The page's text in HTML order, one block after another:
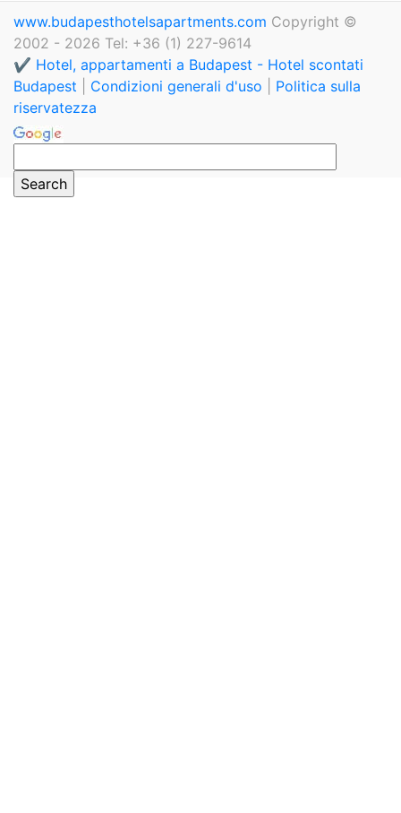
www.budapesthotelsapartments.com Copyright ©
2002 - 2026 Tel: +36 (1) 227-9614
✔️ Hotel, appartamenti a Budapest - Hotel scontati
Budapest
Condizioni generali d'uso
Politica sulla
riservatezza